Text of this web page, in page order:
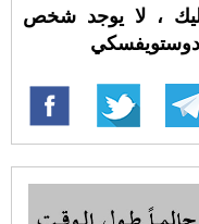
، لا يوجد شخص